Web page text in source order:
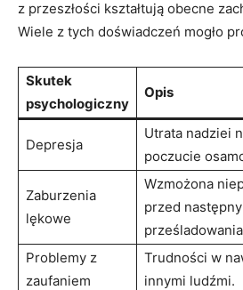
z ​przeszłości kształtują obecne
Wiele z tych doświadczeń mogło
Skutek
psychologiczny
Opis
Depresja
Utrata nadziei
poczucie
Zaburzenia
lękowe
Wzmożona
przed
Problemy z
zaufaniem
Trudności w‌
innymi ludźmi.